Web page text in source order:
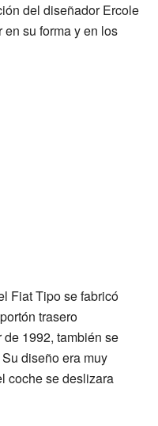
del diseñador Ercole
su forma y en los
Fiat Tipo se fabricó
trasero
de 1992, también se
diseño era muy
coche se deslizara